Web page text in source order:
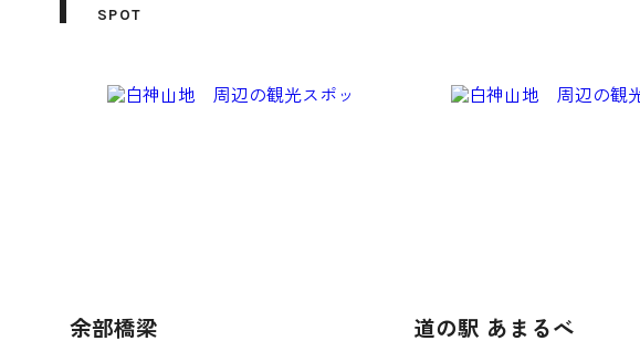
SPOT
余部橋梁 道の駅 あまるべ